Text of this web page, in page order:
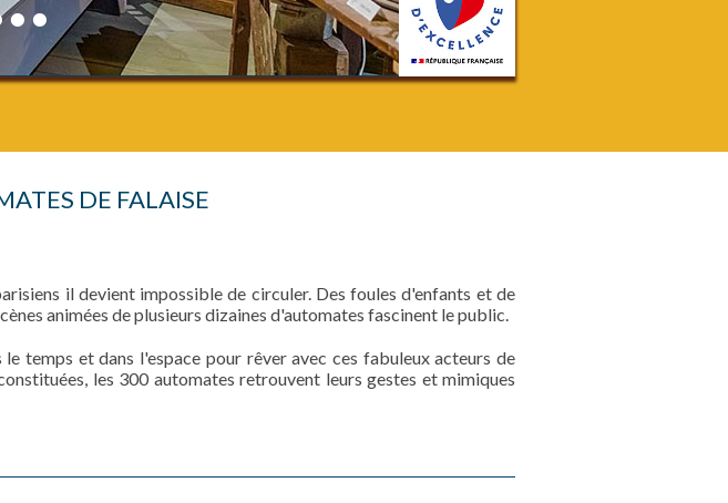
5 6
DE FALAISE
il devient impossible de circuler. Des foules d'enfants et de
animées de plusieurs dizaines d'automates fascinent le public.
temps et dans l'espace pour rêver avec ces fabuleux acteurs de
les 300 automates retrouvent leurs gestes et mimiques